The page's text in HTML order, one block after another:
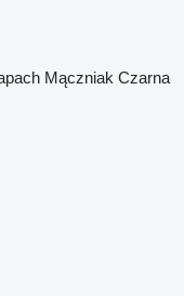
Mączniak Czarna